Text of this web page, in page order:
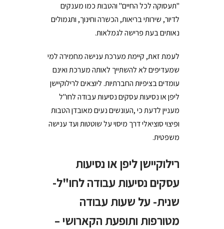
"תעסוקה לכל החיים" והטבות כמו מענקים
לדיור, שירותי בריאות, הכשרה וחינוך, ותגמולים
נאותים בעת פרישה לגמלאות.
לעמת זאת, קיימת מערכת ענישה מחמירה למי
שמעדיפים לא להשתייך לאותה מערכת ואינם
עומדים בציפיות החברתיות. ליוצאים לרילוקיישן
ליפן או נסיעות עסקים נסיעות עבודה לחו"ל
מעניין לדעת כי ,העונשים נעים מאובדן הטבות
ופיצוי סוציאלי דרך מיסוי על שוטטות ועד ענישה
משפטית.
רילוקיישן ליפן או נסיעות
עסקים נסיעות עבודה לחו"ל-
שנית- על שעות עבודה
מטורפות ותופעת הקארושי –